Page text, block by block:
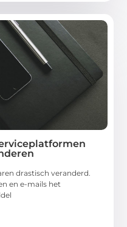
drastisch veranderd.
en e-mails het